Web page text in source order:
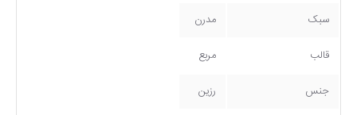
سبک مدرن
قالب مربع
جنس رزین